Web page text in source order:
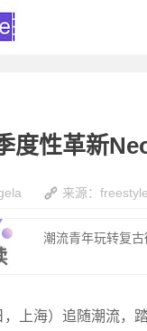
度性革新
来源：
潮流青年玩转复古
海）追随潮流，踏